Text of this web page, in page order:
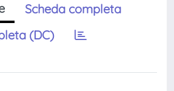
Scheda completa
(DC)